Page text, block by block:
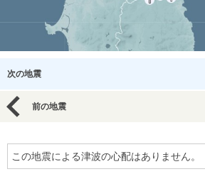
次の地震
前の地震
この地震による津波の心配はありません。